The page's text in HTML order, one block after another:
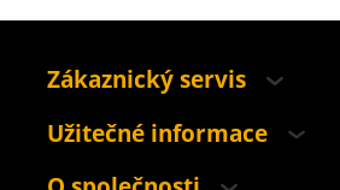
Zákaznický servis
Užitečné informace